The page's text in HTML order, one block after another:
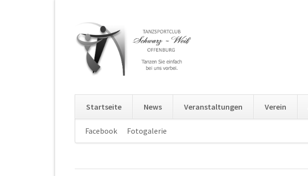
Startseite News Veranstaltungen Verein
überspringen
Facebook Fotogalerie